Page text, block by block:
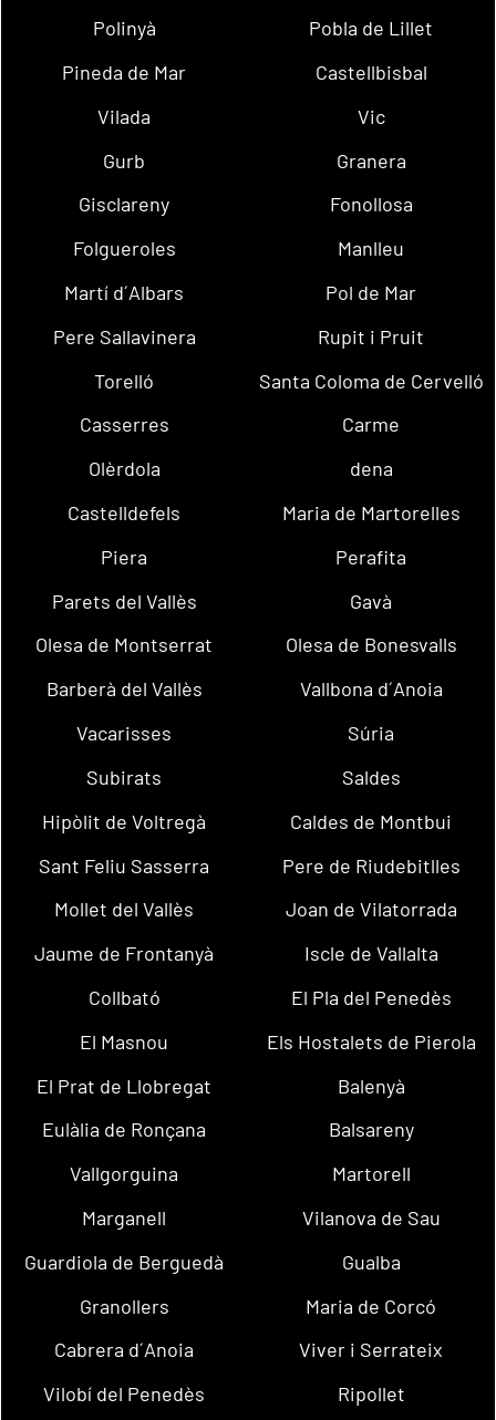
Polinyà
Pobla de Lillet
Pineda de Mar
Castellbisbal
Vilada
Vic
Gurb
Granera
Gisclareny
Fonollosa
Folgueroles
Manlleu
Martí d´Albars
Pol de Mar
Pere Sallavinera
Rupit i Pruit
Torelló
Santa Coloma de Cervelló
Casserres
Carme
Olèrdola
dena
Castelldefels
Maria de Martorelles
Piera
Perafita
Parets del Vallès
Gavà
Olesa de Montserrat
Olesa de Bonesvalls
Barberà del Vallès
Vallbona d´Anoia
Vacarisses
Súria
Subirats
Saldes
Hipòlit de Voltregà
Caldes de Montbui
Sant Feliu Sasserra
Pere de Riudebitlles
Mollet del Vallès
Joan de Vilatorrada
Jaume de Frontanyà
Iscle de Vallalta
Collbató
El Pla del Penedès
El Masnou
Els Hostalets de Pierola
El Prat de Llobregat
Balenyà
Eulàlia de Ronçana
Balsareny
Vallgorguina
Martorell
Marganell
Vilanova de Sau
Guardiola de Berguedà
Gualba
Granollers
Maria de Corcó
Cabrera d´Anoia
Viver i Serrateix
Vilobí del Penedès
Ripollet